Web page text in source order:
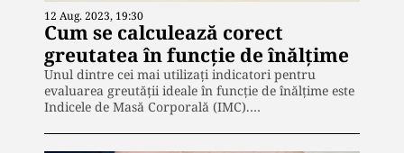
12 Aug. 2023, 19:30
Cum se calculează corect
greutatea în funcție de înălțime
Unul dintre cei mai utilizați indicatori pentru
evaluarea greutății ideale în funcție de înălțime este
Indicele de Masă Corporală (IMC).…